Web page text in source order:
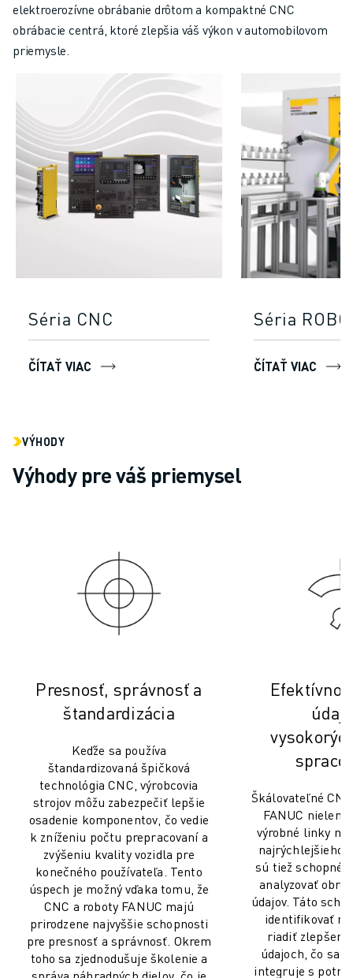
elektroerozívne obrábanie drôtom a kompaktné CNC
obrábacie centrá, ktoré zlepšia váš výkon v automobilovom
priemysle.
Séria CNC
ČÍTAŤ VIAC
Séria
ČÍTAŤ VIAC
VÝHODY
Výhody pre váš priemysel
Presnosť, správnosť a
štandardizácia
Keďže sa používa
štandardizovaná špičková
technológia CNC, výrobcovia
strojov môžu zabezpečiť lepšie
osadenie komponentov, čo vedie
k zníženiu počtu prepracovaní a
zvýšeniu kvality vozidla pre
konečného používateľa. Tento
úspech je možný vďaka tomu, že
CNC a roboty FANUC majú
prirodzene najvyššie schopnosti
pre presnosť a správnosť. Okrem
toho sa zjednodušuje školenie a
Škálovateľné
FANUC
výrobné linky na
najrýchlejšieho
sú tiež schopné
analyzovať
údajov. Táto
identifikovať
riadiť
údajoch, čo sa
integruje s